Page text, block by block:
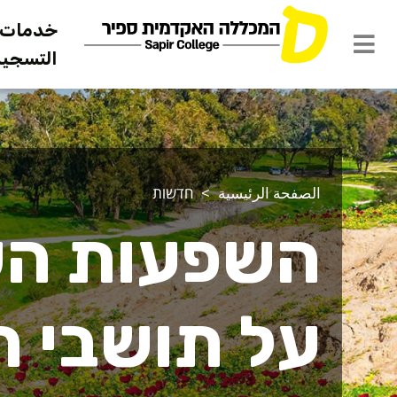
خدمات
الصفحة الرئيسية חדשות
השפעות
על תושבי